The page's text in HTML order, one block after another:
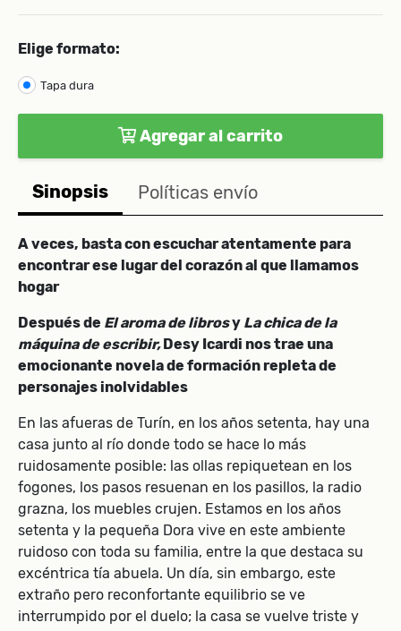
Elige formato:
Tapa dura
Agregar al carrito
Sinopsis Políticas envío
A veces, basta con escuchar atentamente para
encontrar ese lugar del corazón al que llamamos
hogar
Después de El aroma de librosy La chica de la
máquina de escribir,Desy Icardi nos trae una
emocionante novela de formación repleta de
personajes inolvidables
En las afueras de Turín, en los años setenta, hay una
casa junto al río donde todo se hace lo más
ruidosamente posible: las ollas repiquetean en los
fogones, los pasos resuenan en los pasillos, la radio
grazna, los muebles crujen. Estamos en los años
setenta y la pequeña Dora vive en este ambiente
ruidoso con toda su familia, entre la que destaca su
excéntrica tía abuela. Un día, sin embargo, este
extraño pero reconfortante equilibrio se ve
interrumpido por el duelo; la casa se vuelve triste y